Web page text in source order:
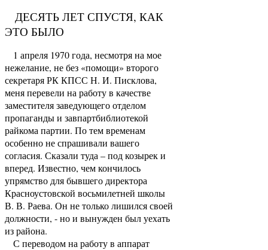
ДЕСЯТЬ ЛЕТ СПУСТЯ, КАК
ЭТО БЫЛО
1 апреля 1970 года, несмотря на мое
нежелание, не без «помощи» второго
секретаря РК КПСС Н. И. Писклова,
меня перевели на работу в качестве
заместителя заведующего отделом
пропаганды и завпартбиблиотекой
райкома партии. По тем временам
особенно не спрашивали вашего
согласия. Сказали туда – под козырек и
вперед. Известно, чем кончилось
упрямство для бывшего директора
Красноустовской восьмилетней школы
В. В. Раева. Он не только лишился своей
должности, - но и вынужден был уехать
из района.
С переводом на работу в аппарат